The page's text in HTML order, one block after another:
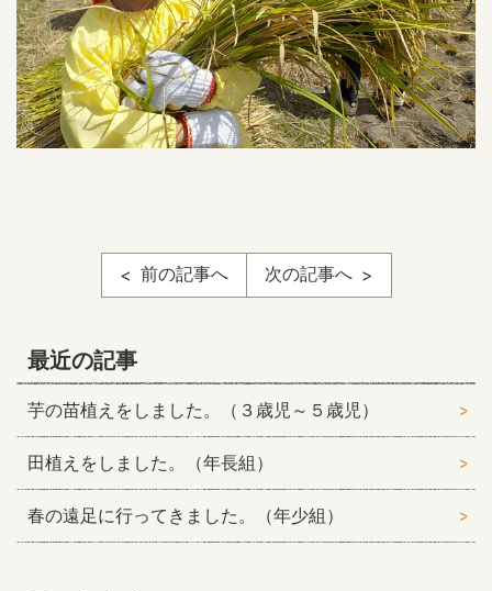
前の記事へ 次の記事へ
最近の記事
芋の苗植えをしました。（３歳児～５歳児）
田植えをしました。（年長組）
春の遠足に行ってきました。（年少組）